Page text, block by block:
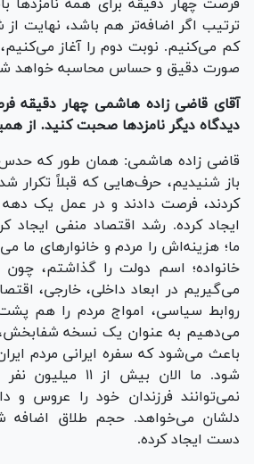
فرصت چهار دقیقه برای همه نامزد‌ها
ترتیب اگر اضافه‌تر هم باشد، نهایت
کم می‌کنیم. نوبت دوم را آغاز
صورت دقیق و حساس محاسبه خواهد
آقای قاضی زاده هاشمی چهار دقیقه
دیدگاه دیگر نامزد‌ها صحبت کنید. از
قاضی زاده هاشمی: همان طور که
باز شنیدیم، حرف‌هایی که قبلاً تکرار
کردند، فرصت دادند و در عمل یک دهه
ایجاد کرده. رشد اقتصاد منفی ایجاد
ما؛ هزینه‌اش را مردم و خانوار‌های ما
خانواده؛ اسم دولت را گذاشتم،
می‌گیریم در ابعاد داخلی، خارجی،
روابط سیاسی، امواج مردم را هم
می‌دهیم به عنوان یک نسخه شفابخش،
باعث می‌شود که سفره ایرانی مردم
شود. ما الان بیش
نمی‌توانند فرزندان خود را عروس و
دلشان می‌خواهد. حجم طلاق اضافه
دست ایجاد کرده.